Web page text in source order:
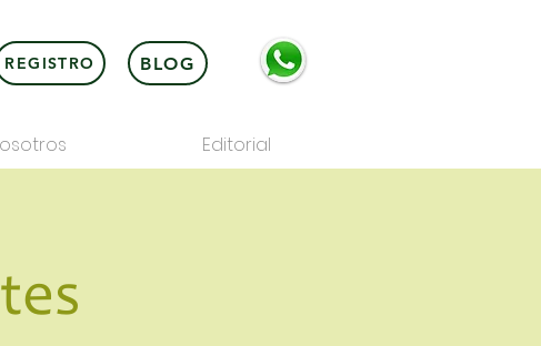
Editorial
BLOG
REGISTRO